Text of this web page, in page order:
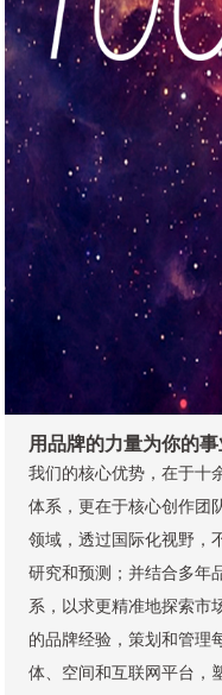
用品牌的力量为你的
我们的核心优势，在于十
体系，更在于核心创作团
领域，透过国际化视野，
研究和预测；并结合多年
系，以求更精准地探索市
的品牌经验，策划和管理
体、空间和互联网平台，